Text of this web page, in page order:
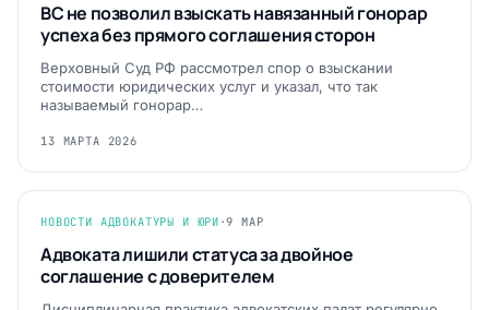
ВС не позволил взыскать навязанный гонорар
успеха без прямого соглашения сторон
Верховный Суд РФ рассмотрел спор о взыскании
стоимости юридических услуг и указал, что так
называемый гонорар…
13 МАРТА 2026
НОВОСТИ АДВОКАТУРЫ И ЮРИ ·9 МАР
Адвоката лишили статуса за двойное
соглашение с доверителем